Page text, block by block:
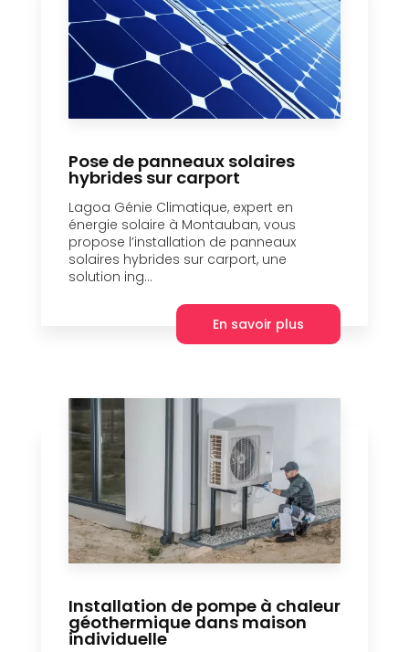
Pose de panneaux solaires
hybrides sur carport
Lagoa Génie Climatique, expert en
énergie solaire à Montauban, vous
propose l’installation de panneaux
solaires hybrides sur carport, une
solution ing...
En savoir plus
Installation de pompe à chaleur
géothermique dans maison
individuelle